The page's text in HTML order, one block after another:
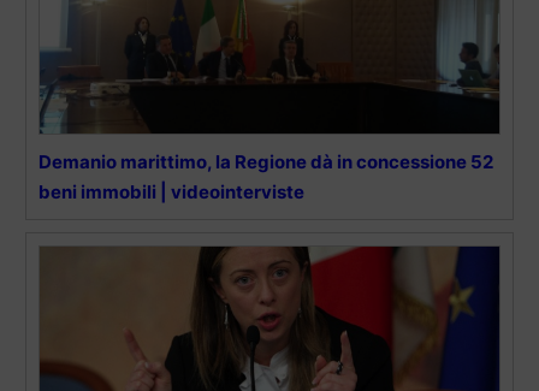
Demanio marittimo, la Regione dà in concessione 52
beni immobili | videointerviste